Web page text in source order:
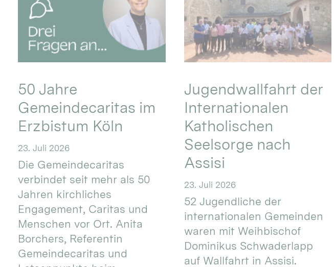
50 Jahre
Gemeindecaritas im
Erzbistum Köln
23. Juli 2026
Die Gemeindecaritas
verbindet seit mehr als 50
Jahren kirchliches
Engagement, Caritas und
Menschen vor Ort. Anita
Borchers, Referentin
Gemeindecaritas und
Jugendwallfahrt der
Internationalen
Katholischen
Seelsorge nach
Assisi
23. Juli 2026
52 Jugendliche der
internationalen Gemeinden
waren mit Weihbischof
Dominikus Schwaderlapp
auf Wallfahrt in Assisi.